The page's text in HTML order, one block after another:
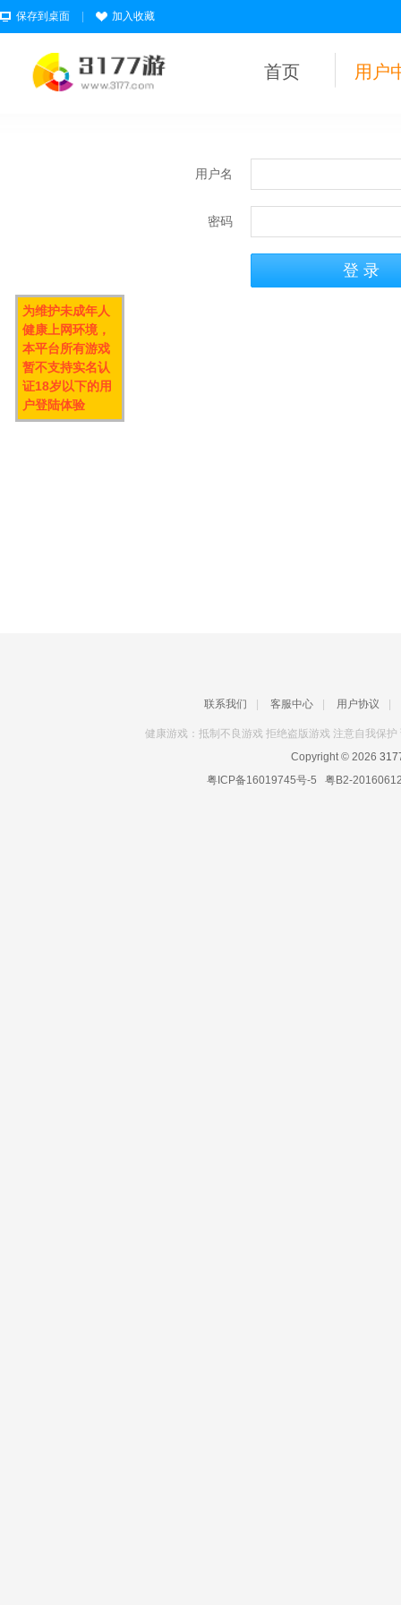
保存到桌面 加入收藏
首页 用户
用户名
密码
联系我们 客服中心 用户协议
健康游戏：抵制不良游戏 拒绝盗版游戏 注意自我保
Copyright © 2026
粤ICP备16019745号-5 粤B2-
为维护未成年人
健康上网环境，
本平台所有游戏
暂不支持实名认
证18岁以下的用
户登陆体验